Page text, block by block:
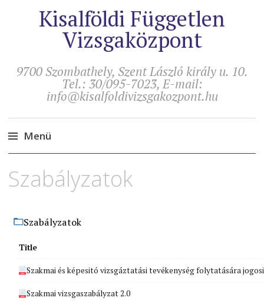
Kisalföldi Független
Vizsgaközpont
9700 Szombathely, Szent László király u. 10.
Tel.: 30/095-7023, E-mail:
info@kisalfoldivizsgakozpont.hu
Menü
a
Szabályzatok
Szabályzatok
Title
Szakmai és képesitó vizsgáztatási tevékenység folytatására
Szakmai vizsgaszabályzat 2.0